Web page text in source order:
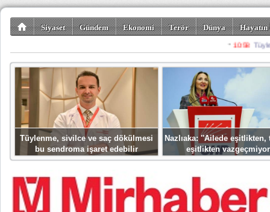
Siyaset Gündem Ekonomi Terör Dünya
Misafir
Tüylenme, sivilce ve saç dökülmesi
bu sendroma işaret edebilir
Nazlıaka: ''Ailede eşitlikten,
eşitlikten